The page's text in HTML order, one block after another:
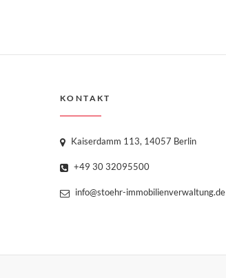
KONTAKT
Kaiserdamm 113, 14057 Berlin
+49 30 32095500
info@stoehr-immobilienverwaltung.de